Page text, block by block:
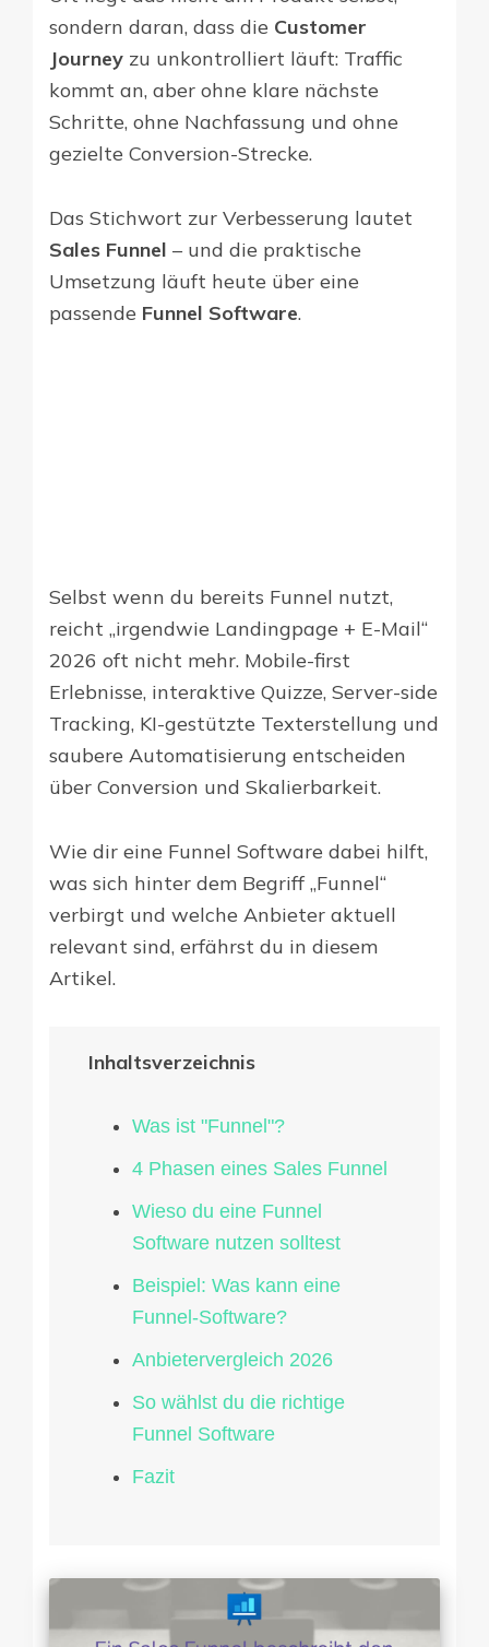
sondern daran, dass die Customer
Journey zu unkontrolliert läuft: Traffic
kommt an, aber ohne klare nächste
Schritte, ohne Nachfassung und ohne
gezielte Conversion-Strecke.
Das Stichwort zur Verbesserung lautet
Sales Funnel – und die praktische
Umsetzung läuft heute über eine
passende Funnel Software.
Selbst wenn du bereits Funnel nutzt,
reicht „irgendwie Landingpage + E-Mail“
2026 oft nicht mehr. Mobile-first
Erlebnisse, interaktive Quizze, Server-side
Tracking, KI-gestützte Texterstellung und
saubere Automatisierung entscheiden
über Conversion und Skalierbarkeit.
Wie dir eine Funnel Software dabei hilft,
was sich hinter dem Begriff „Funnel“
verbirgt und welche Anbieter aktuell
relevant sind, erfährst du in diesem
Artikel.
Inhaltsverzeichnis
Was ist "Funnel"?
4 Phasen eines Sales Funnel
Wieso du eine Funnel
Software nutzen solltest
Beispiel: Was kann eine
Funnel-Software?
Anbietervergleich 2026
So wählst du die richtige
Funnel Software
Fazit